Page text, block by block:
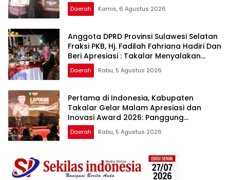
Daerah Kamis, 6 Agustus 2026
Anggota DPRD Provinsi Sulawesi Selatan
Fraksi PKB, Hj. Fadilah Fahriana Hadiri Dan
Beri Apresiasi : Takalar Menyalakan
Lentera Pengabdian Melalui Malam
Apresiasi dan Inovasi Award 2026
Daerah Rabu, 5 Agustus 2026
Pertama di Indonesia, Kabupaten
Takalar Gelar Malam Apresiasi dan
Inovasi Award 2026: Panggung
Penghargaan bagi Pelayan Publik
Berprestasi
Daerah Rabu, 5 Agustus 2026